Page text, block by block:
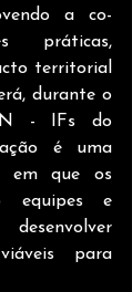
a co-
práticas,
territorial
durante o
- IFs do
é uma
em que os
equipes e
para